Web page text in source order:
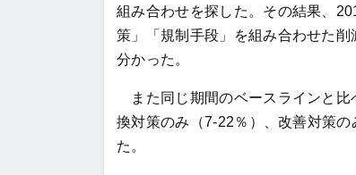
組み合わせを探した。その結果、
策」「規制手段」を組み合わせた
分かった。
また同じ期間のベースラインと比
換対策のみ（7-22％）、改善対策
た。